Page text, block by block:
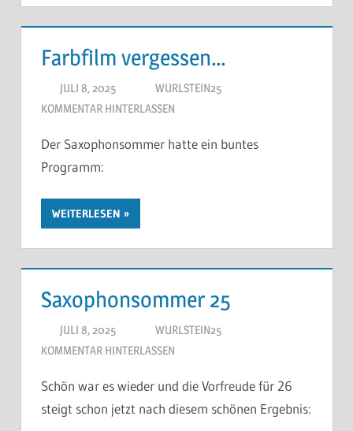
Farbfilm vergessen…
JULI 8, 2025
WURLSTEIN25
KOMMENTAR HINTERLASSEN
Der Saxophonsommer hatte ein buntes
Programm:
WEITERLESEN
Saxophonsommer 25
JULI 8, 2025
WURLSTEIN25
KOMMENTAR HINTERLASSEN
Schön war es wieder und die Vorfreude für 26
steigt schon jetzt nach diesem schönen Ergebnis: